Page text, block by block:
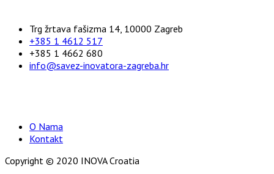
Trg žrtava fašizma 14, 10000 Zagreb
+385 1 4612 517
+385 1 4662 680
info@savez-inovatora-zagreba.hr
O Nama
Kontakt
Copyright © 2020 INOVA Croatia